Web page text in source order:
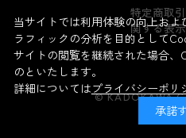
特定商取
関する表示
© KADOKAWA
当サイトでは利用体験の向上お
ラフィックの分析を目的として
サイトの閲覧を継続された場合、
のといたします。
詳細についてはプライバシーポリ
承諾